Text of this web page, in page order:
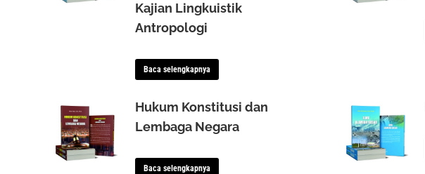
Kajian Lingkuistik
Antropologi
Baca selengkapnya
Hukum Konstitusi dan
Lembaga Negara
Baca selengkapnya